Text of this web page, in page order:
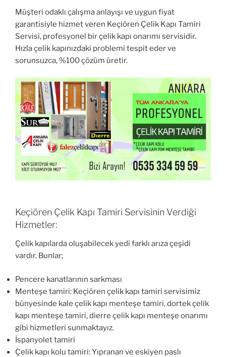
Müşteri odaklı çalışma anlayışı ve uygun fiyat
garantisiyle hizmet veren Keçiören Çelik Kapı Tamiri
Servisi, profesyonel bir çelik kapı onarımı servisidir.
Hızla çelik kapınızdaki problemi tespit eder ve
sorunsuzca, %100 çözüm üretir.
Keçiören Çelik Kapı Tamiri Servisinin Verdiği
Hizmetler:
Çelik kapılarda oluşabilecek yedi farklı arıza çeşidi
vardır. Bunlar;
Pencere kanatlarının sarkması
Menteşe tamiri: Keçiören çelik kapı tamiri servisimiz
bünyesinde kale çelik kapı menteşe tamiri, dortek çelik
kapı menteşe tamiri, dierre çelik kapı menteşe onarımı
gibi hizmetleri sunmaktayız.
İspanyolet tamiri
Çelik kapı kolu tamiri: Yıpranan ve eskiyen paslı